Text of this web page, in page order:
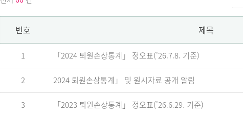
번호 제목
1 「2024 퇴원손상통계」 정오표('26.7.8. 기준)
2 2024 퇴원손상통계」 및 원시자료 공개 알림
3 「2023 퇴원손상통계」 정오표('26.6.29. 기준)